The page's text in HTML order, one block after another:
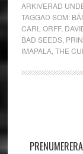
ARKIVERAD
TAGGAD SOM:
CARL ORFF,
BAD SEEDS,
IMAPALA, THE